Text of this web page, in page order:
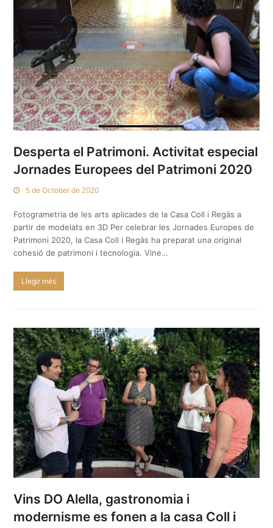
Desperta el Patrimoni. Activitat especial
Jornades Europees del Patrimoni 2020
5 de October de 2020
Fotogrametria de les arts aplicades de la Casa Coll i Regàs a
partir de modelats en 3D Per celebrar les Jornades Europes de
Patrimoni 2020, la Casa Coll i Regàs ha preparat una original
cohesió de patrimoni i tecnologia. Vine…
Llegir més
Vins DO Alella, gastronomia i
modernisme es fonen a la casa Coll i